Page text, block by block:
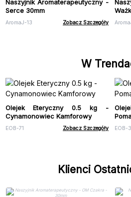
Naszyjnik Aromaterapeutyczny -
Serce 30mm
AromaJ-13 Zobacz Szczegóły
W
Olejek Eteryczny 0.5 kg -
Cynamonowiec Kamforowy
EOB-71 Zobacz Szczegóły EOB-
Klienci